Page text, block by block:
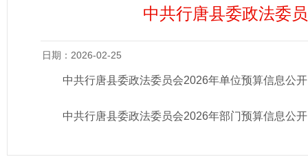
中共行唐县委政法委
日期：2026-02-25
中共行唐县委政法委员会2026年单位预算信息公开
中共行唐县委政法委员会2026年部门预算信息公开